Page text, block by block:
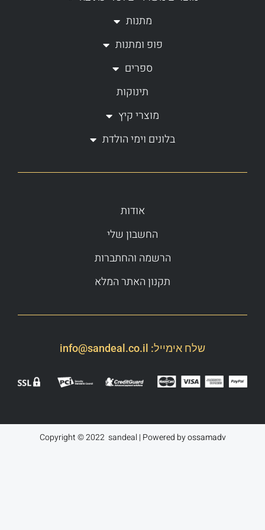
k
f
a
מתנות
פופ ומתנות
ספרים
תינוקות
מוצרי קיץ
בלונים וימי הולדת
אודות
החשבון שלי
הרשמה והחתברות
תקנון האתר המלא
שלח אימייל: info@sandeal.co.il
Copyright © 2022 sandeal | Powered byossamadv